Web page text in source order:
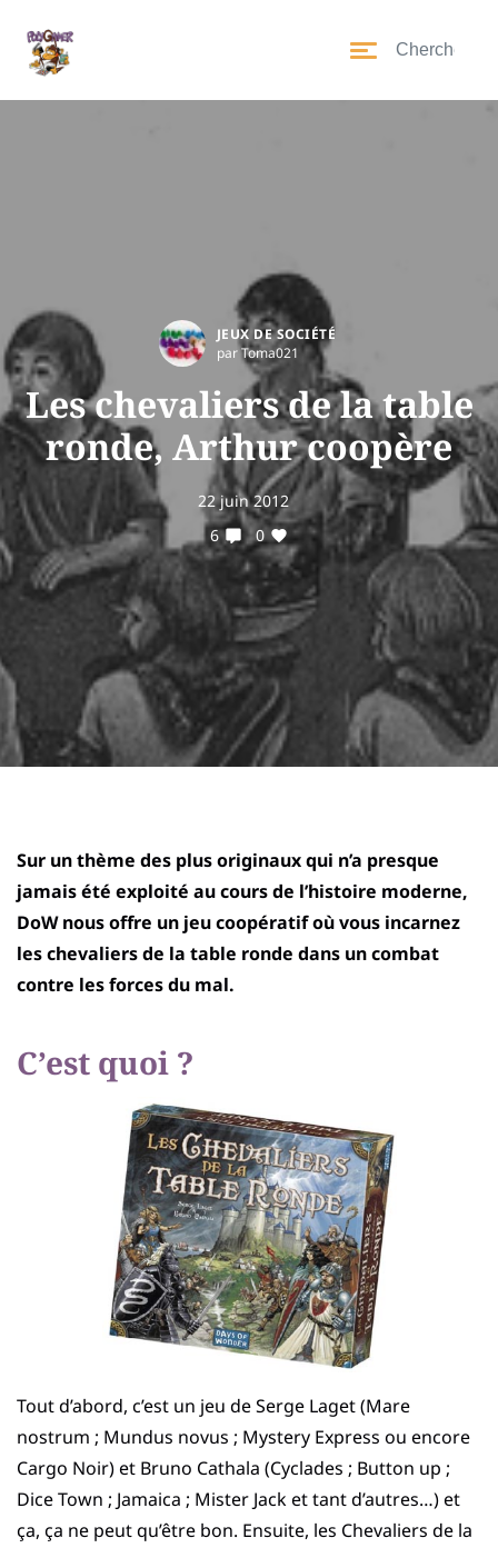
JEUX DE SOCIÉTÉ
par Toma021
Les chevaliers de la table
ronde, Arthur coopère
22 juin 2012
6
0
Sur un thème des plus originaux qui n’a presque
jamais été exploité au cours de l’histoire moderne,
DoW nous offre un jeu coopératif où vous incarnez
les chevaliers de la table ronde dans un combat
contre les forces du mal.
C’est quoi ?
Tout d’abord, c’est un jeu de Serge Laget (Mare
nostrum ; Mundus novus ; Mystery Express ou encore
Cargo Noir) et Bruno Cathala (Cyclades ; Button up ;
Dice Town ; Jamaica ; Mister Jack et tant d’autres…) et
ça, ça ne peut qu’être bon. Ensuite, les Chevaliers de la